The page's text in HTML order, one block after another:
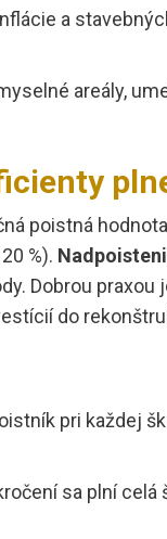
a
areály,
poistná
%).
Dobrou praxou
do
pri každej
sa plní celá